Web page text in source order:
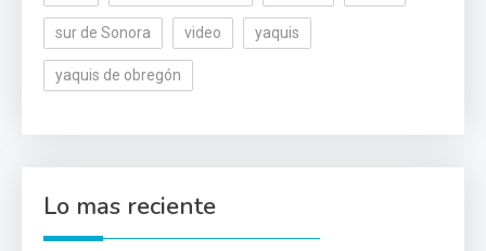
sur de Sonora video yaquis
yaquis de obregón
Lo mas reciente